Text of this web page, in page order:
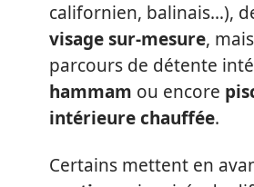
californien, balinais…),
visage sur-mesure,
parcours de détente
hammam ou encore
intérieure chauffée.
Certains mettent en